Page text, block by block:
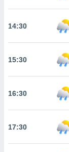
de
En
de que
sean
14:30
15:30
16:30
17:30